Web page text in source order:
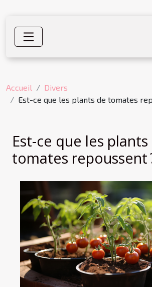
Accueil
Divers
Est-ce que les plants de tomates
Est-ce que les plants
tomates repoussent